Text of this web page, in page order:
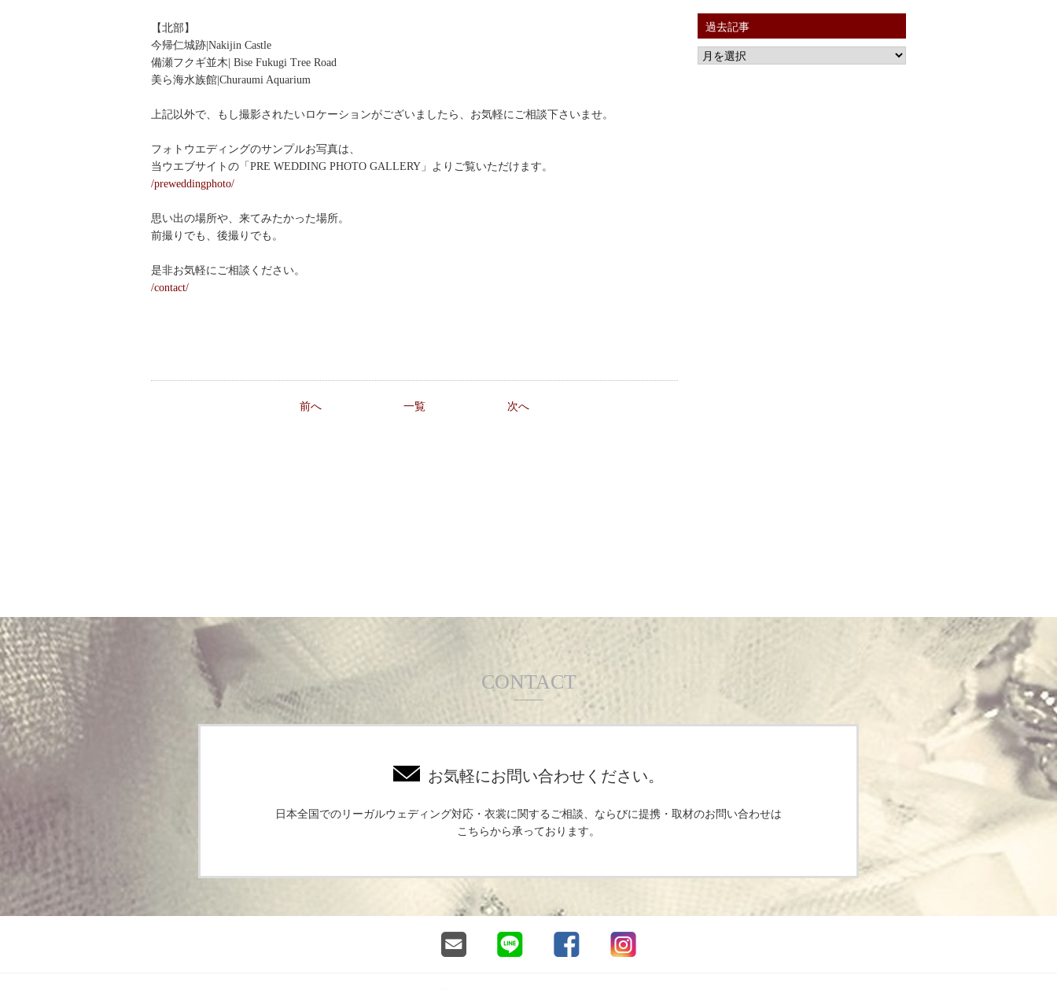
【北部】
今帰仁城跡|Nakijin Castle
備瀬フクギ並木| Bise Fukugi Tree Road
美ら海水族館|Churaumi Aquarium
上記以外で、もし撮影されたいロケーションがございましたら、お気軽にご相談下さいませ。
フォトウエディングのサンプルお写真は、
当ウエブサイトの「PRE WEDDING PHOTO GALLERY」よりご覧いただけます。
/preweddingphoto/
思い出の場所や、来てみたかった場所。
前撮りでも、後撮りでも。
是非お気軽にご相談ください。
/contact/
前へ 一覧 次へ
過去記事
CONTACT
お気軽にお問い合わせください。
日本全国でのリーガルウェディング対応・衣裳に関するご相談、ならびに提携・取材のお問い合わせは
こちらから承っております。